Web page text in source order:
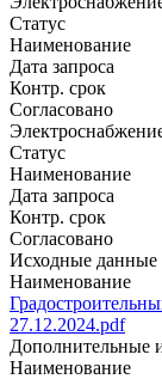
Статус
Наименование
Дата запроса
Контр. срок
Согласовано
Статус
Наименование
Дата запроса
Контр. срок
Согласовано
Исходные данные
Наименование
27.12.2024.pdf
Дополнительные
Наименование